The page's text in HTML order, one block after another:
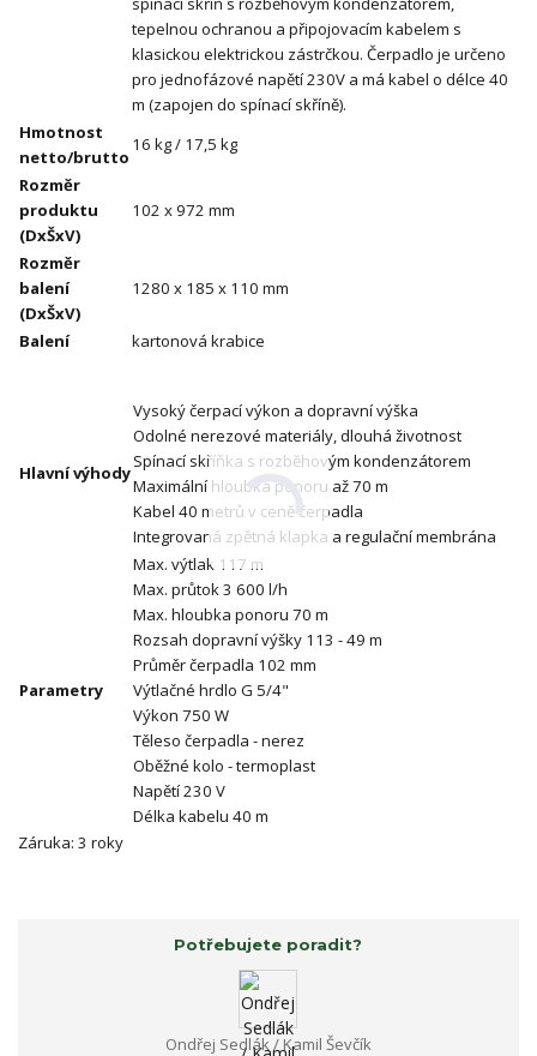
tepelnou ochranou a připojovacím kabelem s
klasickou elektrickou zástrčkou. Čerpadlo je určeno
pro jednofázové napětí 230V a má kabel o délce 40
m (zapojen do spínací skříně).
Hmotnost
netto/brutto
16 kg / 17,5 kg
Rozměr
produktu
(DxŠxV)
102 x 972 mm
Rozměr
balení
(DxŠxV)
1280 x 185 x 110 mm
Balení kartonová krabice
Hlavní výhody
Vysoký čerpací výkon a dopravní výška
Odolné nerezové materiály, dlouhá životnost
Spínací skříňka s rozběhovým kondenzátorem
Maximální hloubka ponoru až 70 m
Kabel 40 metrů v ceně čerpadla
Integrovaná zpětná klapka a regulační membrána
Parametry
Max. výtlak 117 m
Max. průtok 3 600 l/h
Max. hloubka ponoru 70 m
Rozsah dopravní výšky 113 - 49 m
Průměr čerpadla 102 mm
Výtlačné hrdlo G 5/4"
Výkon 750 W
Těleso čerpadla - nerez
Oběžné kolo - termoplast
Napětí 230 V
Délka kabelu 40 m
Záruka: 3 roky
Potřebujete poradit?
Ondřej Sedlák / Kamil Ševčík